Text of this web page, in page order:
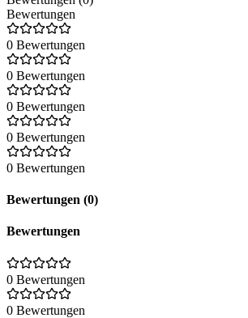
Bewertungen
0 Bewertungen
0 Bewertungen
0 Bewertungen
0 Bewertungen
0 Bewertungen
Bewertungen (0)
Bewertungen
0 Bewertungen
0 Bewertungen